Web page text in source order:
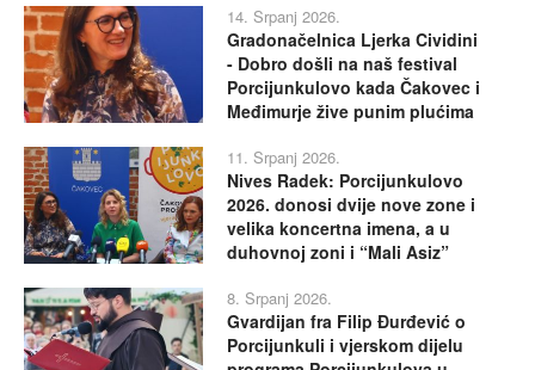
14. Srpanj 2026.
Gradonačelnica Ljerka Cividini
- Dobro došli na naš festival
Porcijunkulovo kada Čakovec i
Međimurje žive punim plućima
11. Srpanj 2026.
Nives Radek: Porcijunkulovo
2026. donosi dvije nove zone i
velika koncertna imena, a u
duhovnoj zoni i “Mali Asiz”
8. Srpanj 2026.
Gvardijan fra Filip Đurđević o
Porcijunkuli i vjerskom dijelu